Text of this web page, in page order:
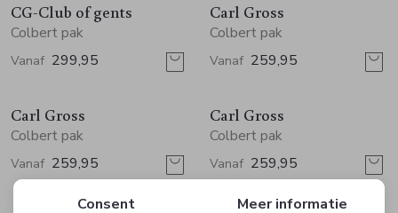
CG-Club of gents
Colbert pak
Vanaf 299,95
Carl Gross
Colbert pak
Vanaf 259,95
Carl Gross
Colbert pak
Vanaf 259,95
Carl Gross
Colbert pak
Vanaf 259,95
Consent Meer informatie